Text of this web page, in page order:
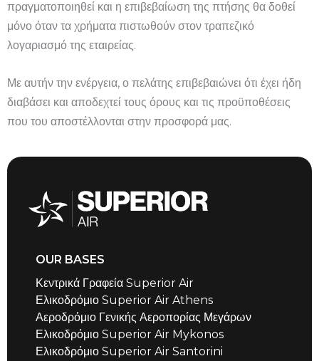
πραγματοποιηθεί και η επιβεβαίωση της πτήσης θα δοθεί
μόνο όταν τα χρήματα πιστωθούν στον τραπεζικό
λογαριασμό της εταιρείας.
Με αυτήν την ενέργεια, ο πελάτης επιβεβαιώνει ότι έχει ήδη
διαβάσει και αποδεχτεί τους όρους και τις προϋποθέσεις
που του αποστέλλονται στην προσφορά μας.
OUR BASES
Κεντρικά Γραφεία Superior Air
Ελικοδρόμιο Superior Air Athens
Αεροδρόμιο Γενικής Αεροπορίας Μεγάρων
Ελικοδρόμιο Superior Air Mykonos
Ελικοδρόμιο Superior Air Santorini